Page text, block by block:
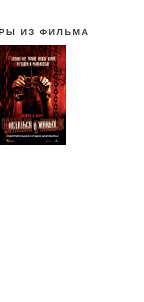
ИЗ ФИЛЬМА